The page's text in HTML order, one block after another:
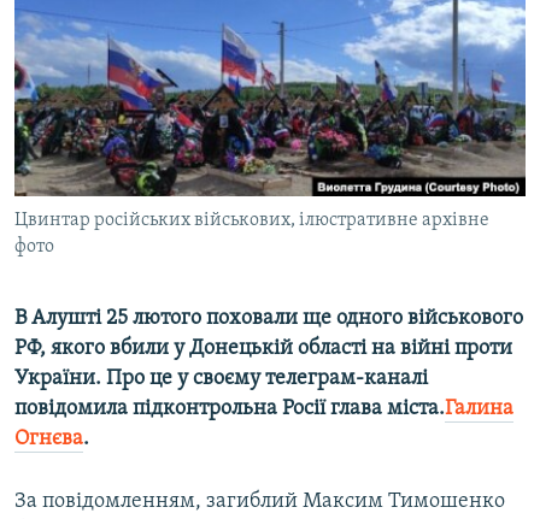
СПЕЦПРОЕКТИ
ДЕПОРТАЦІЯ
ВІДЕОУРОКИ «ELIFBE»
СВІДЧЕННЯ ОКУПАЦІЇ
УКРАЇНСЬКА ПРОБЛЕМА КРИМУ
ІНФОГРАФІКА
ЯК ОБІЙТИ БЛОКУВАННЯ
Русский
Qırımtatar
ДОЛУЧАЙСЯ!
Усі сайти RFE/RL
Цвинтар російських військових, ілюстративне архівне
фото
В Алушті 25 лютого поховали ще одного військового
РФ, якого вбили у Донецькій області на війні проти
України. Про це у своєму телеграм-каналі
повідомила підконтрольна Росії глава міста.Галина
Огнєва.
За повідомленням, загиблий Максим Тимошенко